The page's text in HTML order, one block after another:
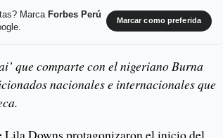
Marca Forbes Perú
Marcar como preferida
que comparte con el nigeriano Burna
nacionales e internacionales que
Lila Downs protagonizaron el inicio del